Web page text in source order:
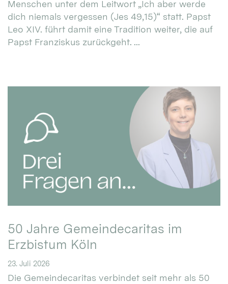
Menschen unter dem Leitwort „Ich aber werde
dich niemals vergessen (Jes 49,15)“ statt. Papst
Leo XIV. führt damit eine Tradition weiter, die auf
Papst Franziskus zurückgeht. ...
50 Jahre Gemeindecaritas im
Erzbistum Köln
23. Juli 2026
Die Gemeindecaritas verbindet seit mehr als 50